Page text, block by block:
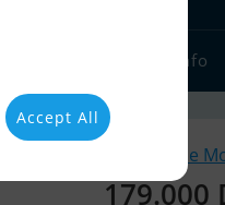
Sejlerinfo
Lignende
179.000
Accept All